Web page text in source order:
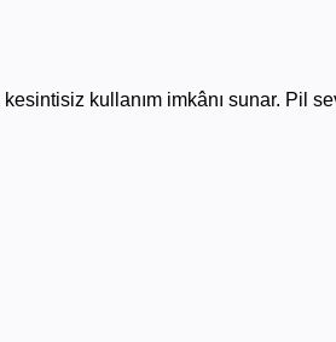
kullanım imkânı sunar. Pil